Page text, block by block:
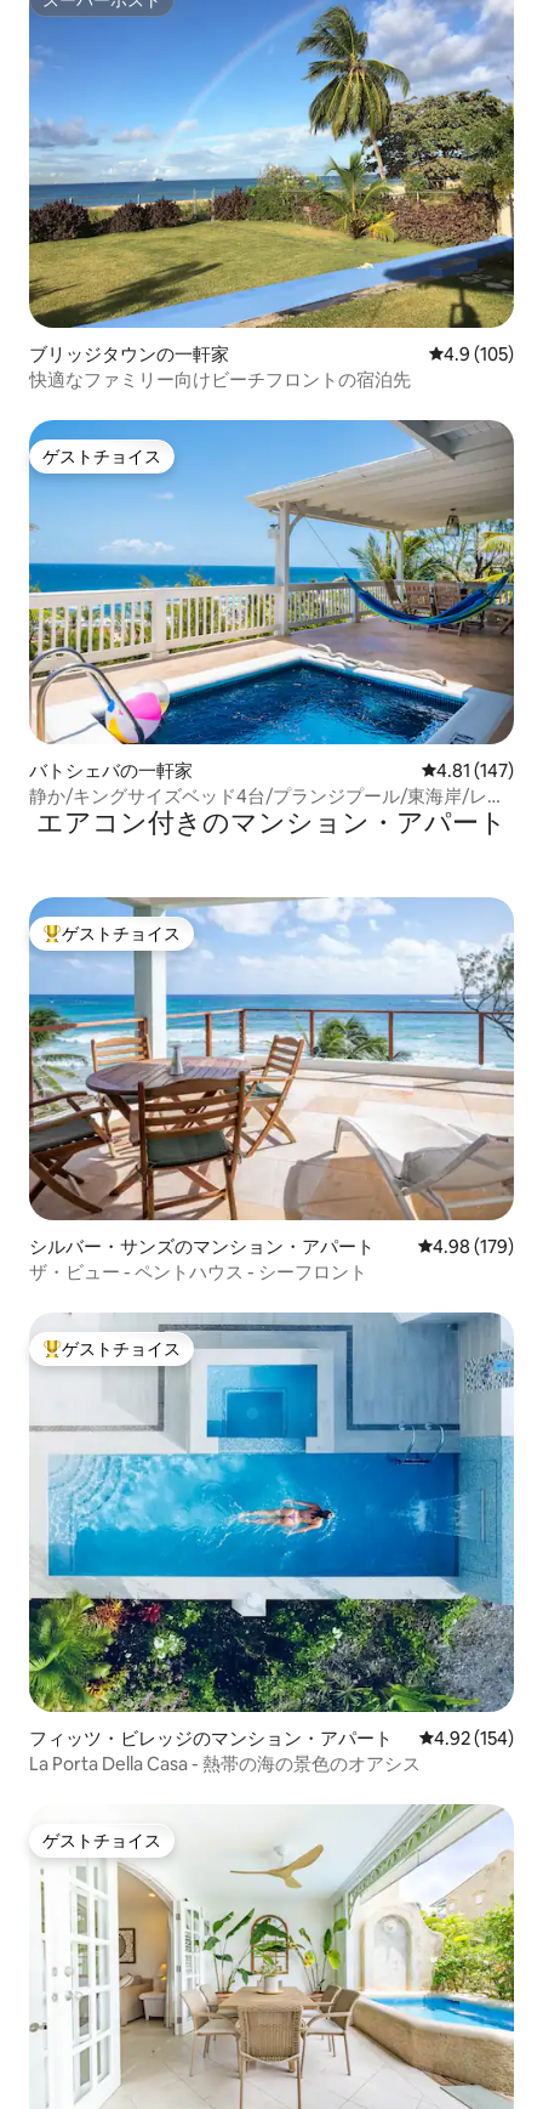
スーパーホスト
ブリッジタウンの一軒家 レビュー105
4.9 (105)
快適なファミリー向けビーチフロントの宿泊先
ゲストチョイス
ゲストチョイス
バトシェバの一軒家 レビュー147
4.81 (147)
静か/キングサイズベッド4台/プランジプール/東海岸/レク
リエーションルーム
エアコン付きのマンション・アパート
大好評のゲストチョイスです。
ゲストチョイス
シルバー・サンズのマンション・アパート レビュー179
4.98 (179)
ザ・ビュー - ペントハウス - シーフロント
大好評のゲストチョイスです。
ゲストチョイス
フィッツ・ビレッジのマンション・アパート レビュー154
4.92 (154)
La Porta Della Casa - 熱帯の海の景色のオアシス
ゲストチョイス
ゲストチョイス